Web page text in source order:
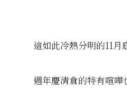
這如此冷熱分明的11月
週年慶清倉的特有喧